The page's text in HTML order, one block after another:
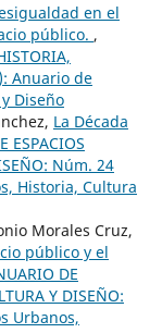
en el
público. ,
Anuario de
Diseño
La Década
ESPACIOS
Núm. 24
Historia, Cultura
Morales Cruz,
público y el
DE
Y DISEÑO:
Urbanos,